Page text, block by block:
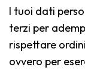
I tuoi dati
terzi per
rispettare
ovvero per